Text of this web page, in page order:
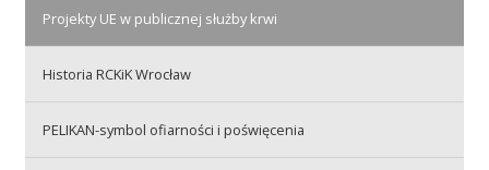
Projekty UE w publicznej służby krwi
Historia RCKiK Wrocław
PELIKAN-symbol ofiarności i poświęcenia